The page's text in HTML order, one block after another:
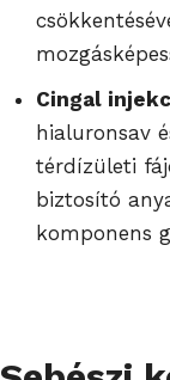
Cingal
hialuronsav
térdízületi
biztosító
komponens